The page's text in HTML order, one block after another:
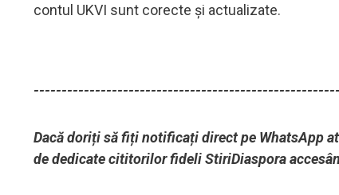
contul UKVI sunt corecte și actualizate.
Dacă doriți să fiți notificați direct pe WhatsApp
de dedicate cititorilor fideli StiriDiaspora